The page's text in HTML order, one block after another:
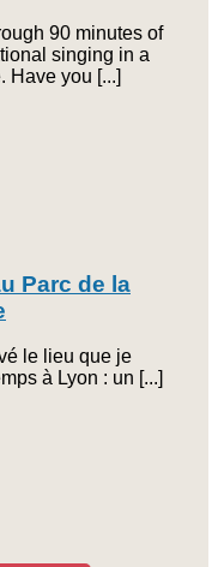
90 minutes of
singing in a
Have you [...]
Parc de la
le lieu que je
à Lyon : un [...]